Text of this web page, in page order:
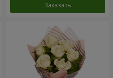
Заказать